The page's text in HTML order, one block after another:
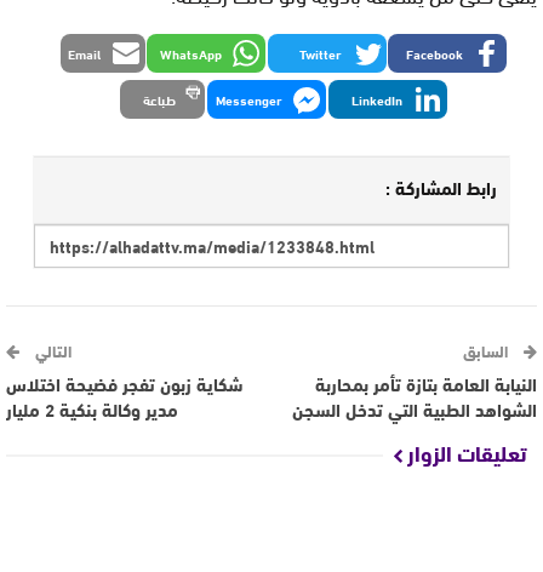
Facebook
Twitter
WhatsApp
Email
LinkedIn
Messenger طباعة
رابط المشاركة :
السابق
النيابة العامة بتازة تأمر بمحاربة
الشواهد الطبية التي تدخل السجن
التالي
شكاية زبون تفجر فضيحة اختلاس
مدير وكالة بنكية 2 مليار
تعليقات الزوار